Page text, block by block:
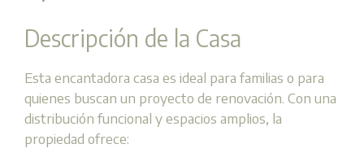
Descripción de la Casa
Esta encantadora casa es ideal para familias o para
quienes buscan un proyecto de renovación. Con una
distribución funcional y espacios amplios, la
propiedad ofrece: